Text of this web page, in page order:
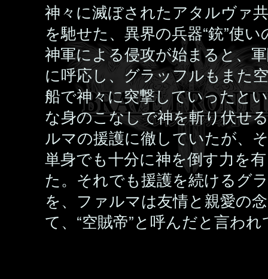
神々に滅ぼされたアタルヴァ
を馳せた、異界の兵器“銃”使い
神軍による侵攻が始まると、
に呼応し、グラッフルもまた
船で神々に突撃していったと
な身のこなしで神を斬り伏せ
ルマの援護に徹していたが、
単身でも十分に神を倒す力を
た。それでも援護を続けるグ
を、ファルマは友情と親愛の
て、“空賊帝”と呼んだと言わ